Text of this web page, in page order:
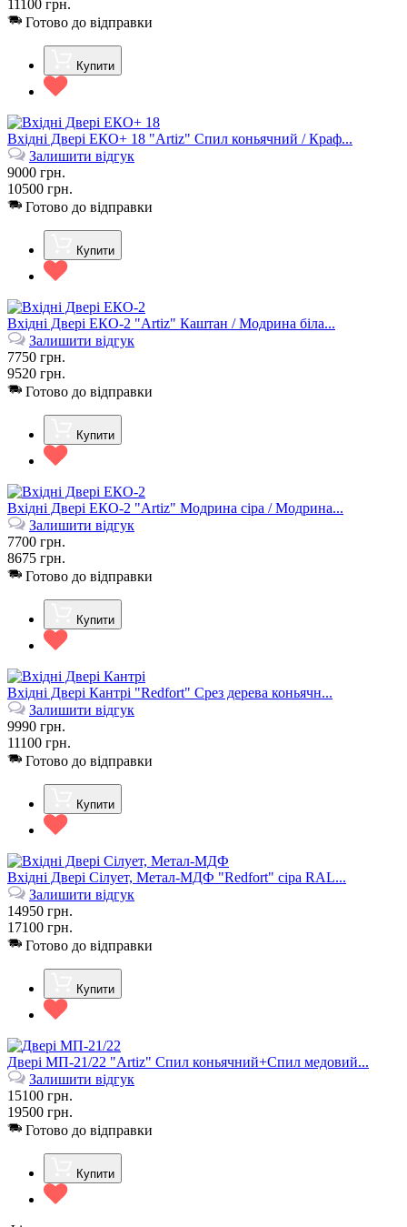
11100 грн.
Готово до відправки
Купити
Вхідні Двері ЕКО+ 18 "Artiz" Спил коньячний / Краф...
Залишити відгук
9000 грн.
10500 грн.
Готово до відправки
Купити
Вхідні Двері ЕКО-2 "Artiz" Каштан / Модрина біла...
Залишити відгук
7750 грн.
9520 грн.
Готово до відправки
Купити
Вхідні Двері ЕКО-2 "Artiz" Модрина сіра / Модрина...
Залишити відгук
7700 грн.
8675 грн.
Готово до відправки
Купити
Вхідні Двері Кантрі "Redfort" Срез дерева коньячн...
Залишити відгук
9990 грн.
11100 грн.
Готово до відправки
Купити
Вхідні Двері Сілует, Метал-МДФ "Redfort" сіра RAL...
Залишити відгук
14950 грн.
17100 грн.
Готово до відправки
Купити
Двері МП-21/22 "Artiz" Спил коньячний+Спил медовий...
Залишити відгук
15100 грн.
19500 грн.
Готово до відправки
Купити